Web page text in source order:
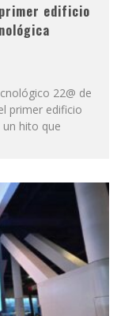
edificio
22@ de
primer edificio
hito que